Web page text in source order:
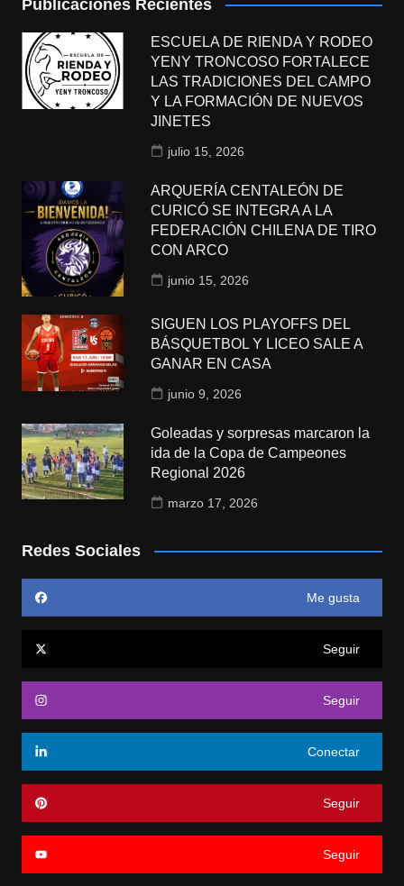
Publicaciones Recientes
ESCUELA DE RIENDA Y RODEO
YENY TRONCOSO FORTALECE
LAS TRADICIONES DEL CAMPO
Y LA FORMACIÓN DE NUEVOS
JINETES
julio 15, 2026
ARQUERÍA CENTALEÓN DE
CURICÓ SE INTEGRA A LA
FEDERACIÓN CHILENA DE TIRO
CON ARCO
junio 15, 2026
SIGUEN LOS PLAYOFFS DEL
BÁSQUETBOL Y LICEO SALE A
GANAR EN CASA
junio 9, 2026
Goleadas y sorpresas marcaron la
ida de la Copa de Campeones
Regional 2026
marzo 17, 2026
Redes Sociales
Me gusta
Seguir
Seguir
Conectar
Seguir
Seguir